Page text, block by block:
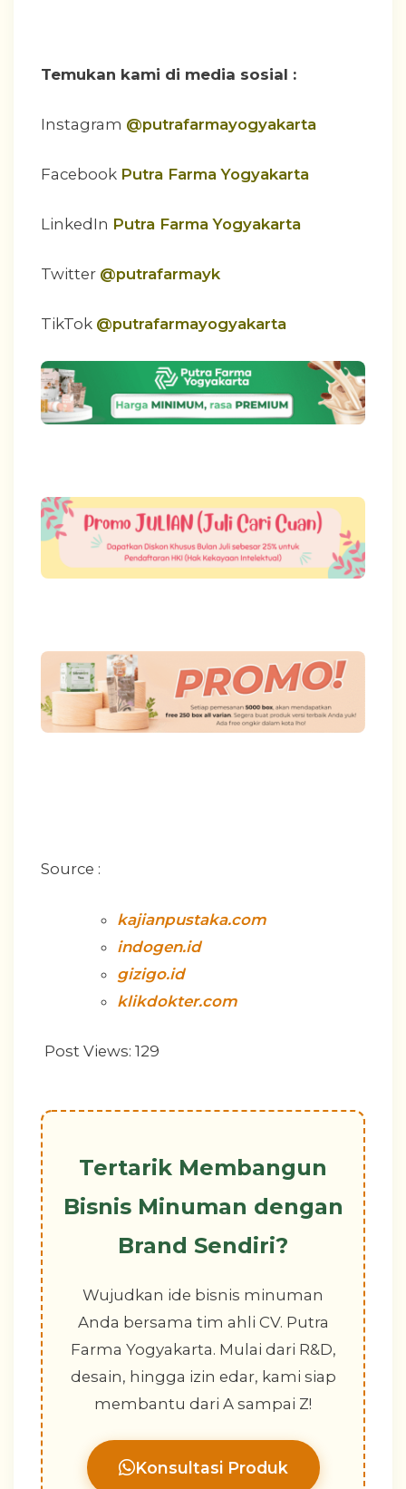
Temukan kami di media sosial :
Instagram @putrafarmayogyakarta
Facebook Putra Farma Yogyakarta
LinkedIn Putra Farma Yogyakarta
Twitter @putrafarmayk
TikTok @putrafarmayogyakarta
Source :
kajianpustaka.com
indogen.id
gizigo.id
klikdokter.com
Post Views: 129
Tertarik Membangun
Bisnis Minuman dengan
Brand Sendiri?
Wujudkan ide bisnis minuman
Anda bersama tim ahli CV. Putra
Farma Yogyakarta. Mulai dari R&D,
desain, hingga izin edar, kami siap
membantu dari A sampai Z!
Konsultasi Produk